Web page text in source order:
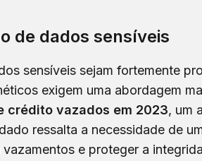
de dados sensíveis
sensíveis sejam fortemente
exigem uma abordagem
crédito vazados em 2023, um
ressalta a necessidade de
vazamentos e proteger a